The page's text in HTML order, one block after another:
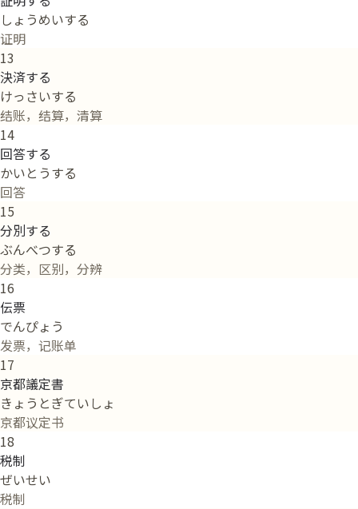
しょうめいする
证明
13
決済する
けっさいする
结账，结算，清算
14
回答する
かいとうする
回答
15
分別する
ぶんべつする
分类，区别，分辨
16
伝票
でんぴょう
发票，记账单
17
京都議定書
きょうとぎていしょ
京都议定书
18
税制
ぜいせい
税制